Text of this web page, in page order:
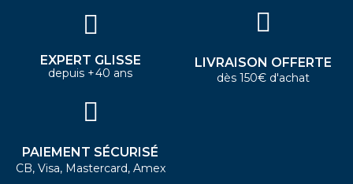
EXPERT GLISSE
depuis +40 ans
LIVRAISON OFFERTE
dès 150€ d'achat
PAIEMENT SÉCURISÉ
CB, Visa, Mastercard, Amex